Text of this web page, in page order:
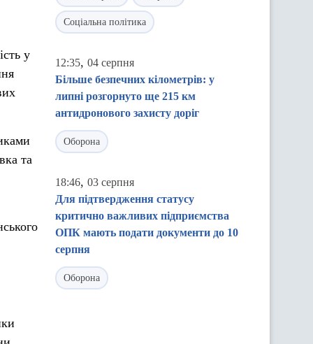
у
та
Соціальна політика
12:35, 04 серпня
Більше безпечних кілометрів: у
липні розгорнуто ще 215 км
антидронового захисту доріг
Оборона
18:46, 03 серпня
Для підтвердження статусу
критично важливих підприємства
ОПК мають подати документи до 10
серпня
Оборона